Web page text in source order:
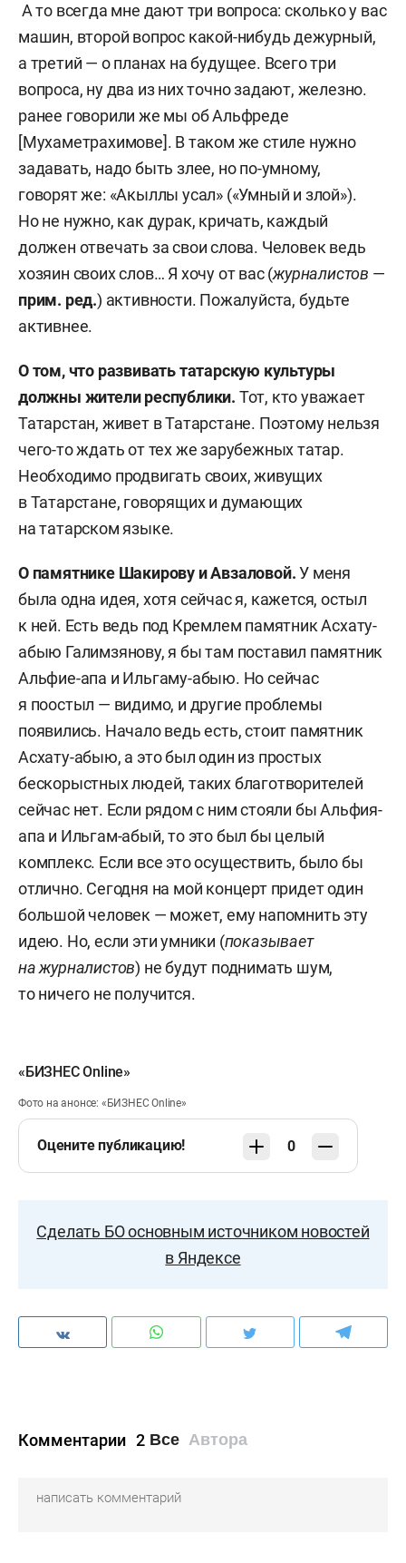
А то всегда мне дают три вопроса: сколько у вас
машин, второй вопрос какой-нибудь дежурный,
а третий — о планах на будущее. Всего три
вопроса, ну два из них точно задают, железно.
ранее говорили же мы об Альфреде
[Мухаметрахимове]. В таком же стиле нужно
задавать, надо быть злее, но по-умному,
говорят же: «Акыллы усал» («Умный и злой»).
Но не нужно, как дурак, кричать, каждый
должен отвечать за свои слова. Человек ведь
хозяин своих слов… Я хочу от вас (журналистов —
прим. ред.) активности. Пожалуйста, будьте
активнее.
О том, что развивать татарскую культуры
должны жители республики. Тот, кто уважает
Татарстан, живет в Татарстане. Поэтому нельзя
чего-то ждать от тех же зарубежных татар.
Необходимо продвигать своих, живущих
в Татарстане, говорящих и думающих
на татарском языке.
О памятнике Шакирову и Авзаловой.У меня
была одна идея, хотя сейчас я, кажется, остыл
к ней. Есть ведь под Кремлем памятник Асхату-
абыю Галимзянову, я бы там поставил памятник
Альфие-апа и Ильгаму-абыю. Но сейчас
я поостыл — видимо, и другие проблемы
появились. Начало ведь есть, стоит памятник
Асхату-абыю, а это был один из простых
бескорыстных людей, таких благотворителей
сейчас нет. Если рядом с ним стояли бы Альфия-
апа и Ильгам-абый, то это был бы целый
комплекс. Если все это осуществить, было бы
отлично. Сегодня на мой концерт придет один
большой человек — может, ему напомнить эту
идею. Но, если эти умники (показывает
на журналистов) не будут поднимать шум,
то ничего не получится.
«БИЗНЕС Online»
Фото на анонсе: «БИЗНЕС Online»
Оцените публикацию! 0
Сделать БО основным источником новостей
в Яндексе
Комментарии 2 Все Автора